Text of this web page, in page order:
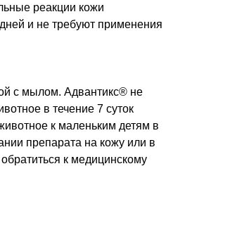
реакции кожи
и не требуют применения
с мылом. Адвантикс® не
в течение 7 суток
к маленьким детям в
препарата на кожу или в
к медицинскому